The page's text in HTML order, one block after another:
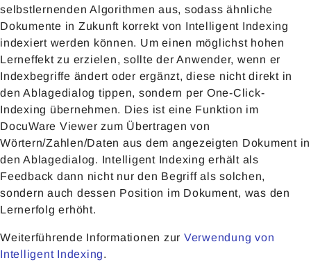
selbstlernenden Algorithmen aus, sodass ähnliche
Dokumente in Zukunft korrekt von Intelligent Indexing
indexiert werden können. Um einen möglichst hohen
Lerneffekt zu erzielen, sollte der Anwender, wenn er
Indexbegriffe ändert oder ergänzt, diese nicht direkt in
den Ablagedialog tippen, sondern per One-Click-
Indexing übernehmen. Dies ist eine Funktion im
DocuWare Viewer zum Übertragen von
Wörtern/Zahlen/Daten aus dem angezeigten Dokument in
den Ablagedialog. Intelligent Indexing erhält als
Feedback dann nicht nur den Begriff als solchen,
sondern auch dessen Position im Dokument, was den
Lernerfolg erhöht.
Weiterführende Informationen zur Verwendung von
Intelligent Indexing.